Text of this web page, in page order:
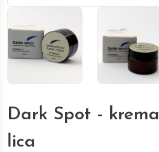
Dark Spot -
lica